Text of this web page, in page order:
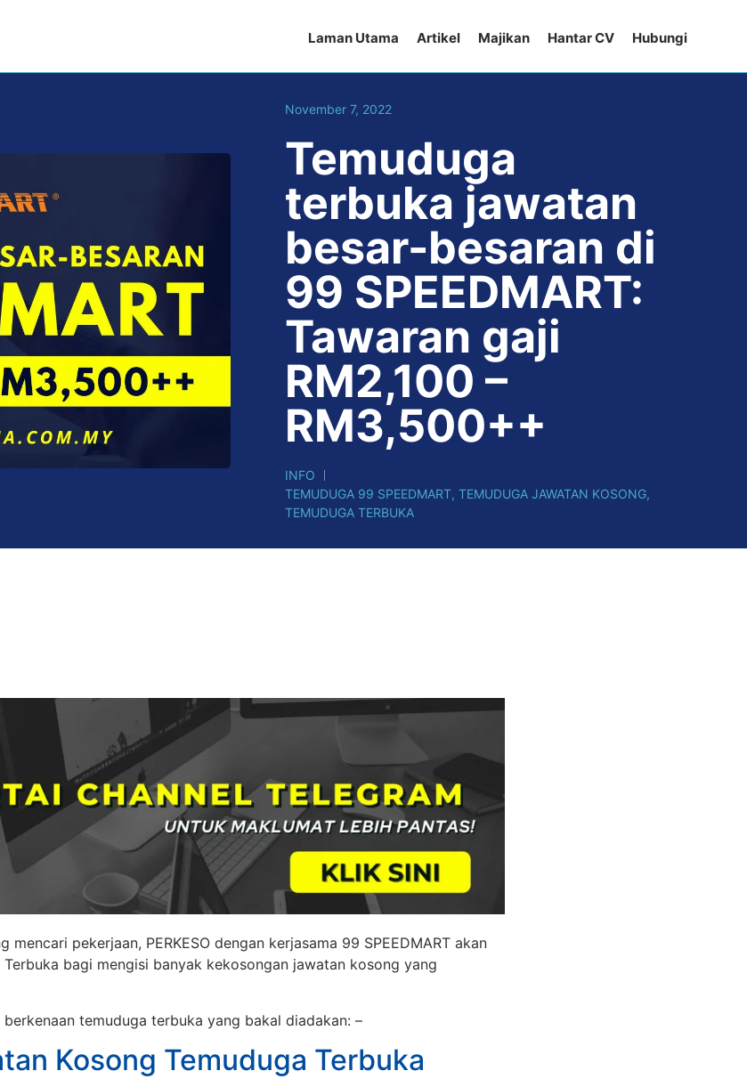
Laman Utama Artikel Majikan Hantar CV Hubungi
November 7, 2022
Temuduga
terbuka jawatan
besar-besaran di
99 SPEEDMART:
Tawaran gaji
RM2,100 –
RM3,500++
INFO
TEMUDUGA 99 SPEEDMART, TEMUDUGA JAWATAN KOSONG,
TEMUDUGA TERBUKA
mencari pekerjaan, PERKESO dengan kerjasama 99 SPEEDMART akan
bagi mengisi banyak kekosongan jawatan kosong yang
temuduga terbuka yang bakal diadakan: –
Kosong Temuduga Terbuka